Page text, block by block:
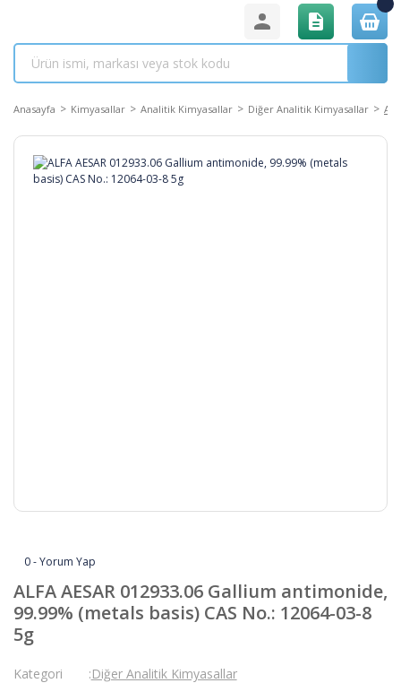
Anasayfa Kimyasallar Analitik Kimyasallar Diğer Analitik Kimyasallar
0 - Yorum Yap
ALFA AESAR 012933.06 Gallium antimonide,
99.99% (metals basis) CAS No.: 12064-03-8
5g
Kategori
Diğer Analitik Kimyasallar